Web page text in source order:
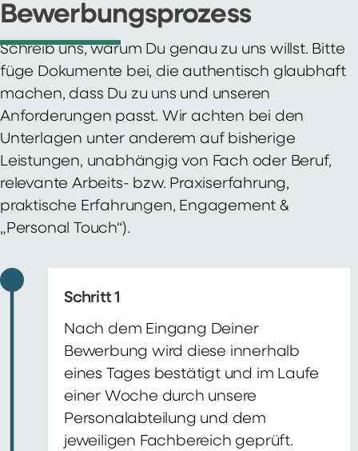
Bewerbungsprozess
Schreib uns, warum Du genau zu uns willst. Bitte
füge Dokumente bei, die authentisch glaubhaft
machen, dass Du zu uns und unseren
Anforderungen passt. Wir achten bei den
Unterlagen unter anderem auf bisherige
Leistungen, unabhängig von Fach oder Beruf,
relevante Arbeits- bzw. Praxiserfahrung,
praktische Erfahrungen, Engagement &
„Personal Touch“).
Schritt 1
Nach dem Eingang Deiner
Bewerbung wird diese innerhalb
eines Tages bestätigt und im Laufe
einer Woche durch unsere
Personalabteilung und dem
jeweiligen Fachbereich geprüft.